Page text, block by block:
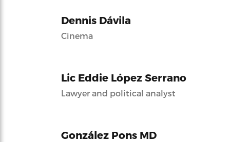
Dennis Dávila
Cinema
Lic Eddie López Serrano
Lawyer and political analyst
González Pons MD